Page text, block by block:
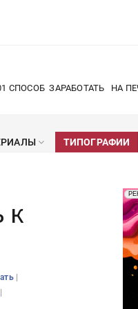
СПОСОБ ЗАРАБОТАТЬ НА
ТИПОГРАФИИ
к
|
|